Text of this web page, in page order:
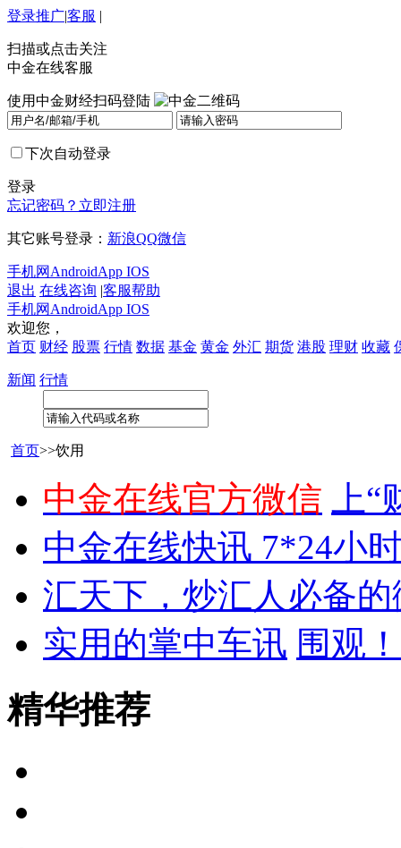
登录推广|客服 |
扫描或点击关注
中金在线客服
使用中金财经扫码登陆
下次自动登录
登录
忘记密码？ 立即注册
其它账号登录： 新浪QQ微信
手机网 AndroidApp IOS
退出 在线咨询 |客服帮助
手机网 AndroidApp IOS
欢迎您，
首页 财经 股票 行情 数据 基金 黄金 外汇 期货 港股 理财 收藏
新闻 行情
首页>>饮用
中金在线官方微信
上
中金在线快讯 7*24小
汇天下，炒汇人必备
实用的掌中车讯 围观
精华推荐